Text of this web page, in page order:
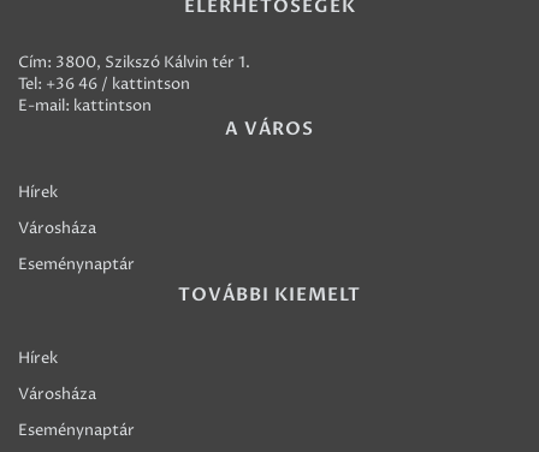
ELÉRHETŐSÉGEK
Cím: 3800, Szikszó Kálvin tér 1.
Tel: +36 46 / kattintson
E-mail: kattintson
A VÁROS
Hírek
Városháza
Eseménynaptár
TOVÁBBI KIEMELT
Hírek
Városháza
Eseménynaptár